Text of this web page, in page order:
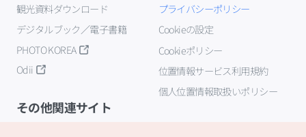
観光資料ダウンロード
デジタルブック／電子書籍
PHOTO KOREA
Odii
プライバシーポリシー
Cookieの設定
Cookieポリシー
位置情報サービス利用規約
個人位置情報取扱いポリシー
その他関連サイト